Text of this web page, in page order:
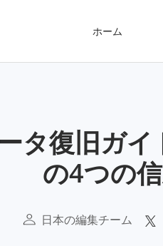
ホーム
タ復旧ガ
の4つの
日本の編集チーム